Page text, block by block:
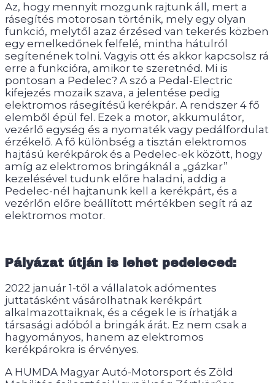
Az, hogy mennyit mozgunk rajtunk áll, mert a
rásegítés motorosan történik, mely egy olyan
funkció, melytől azaz érzésed van tekerés közben
egy emelkedőnek felfelé, mintha hátulról
segítenének tolni. Vagyis ott és akkor kapcsolsz rá
erre a funkcióra, amikor te szeretnéd. Mi is
pontosan a Pedelec? A szó a Pedal-Electric
kifejezés mozaik szava, a jelentése pedig
elektromos rásegítésű kerékpár. A rendszer 4 fő
elemből épül fel. Ezek a motor, akkumulátor,
vezérlő egység és a nyomaték vagy pedálfordulat
érzékelő. A fő különbség a tisztán elektromos
hajtású kerékpárok és a Pedelec-ek között, hogy
amíg az elektromos bringáknál a „gázkar”
kezelésével tudunk előre haladni, addig a
Pedelec-nél hajtanunk kell a kerékpárt, és a
vezérlőn előre beállított mértékben segít rá az
elektromos motor.
Pályázat útján is lehet pedeleced:
2022 január 1-től a vállalatok adómentes
juttatásként vásárolhatnak kerékpárt
alkalmazottaiknak, és a cégek le is írhatják a
társasági adóból a bringák árát. Ez nem csak a
hagyományos, hanem az elektromos
kerékpárokra is érvényes.
A HUMDA Magyar Autó-Motorsport és Zöld